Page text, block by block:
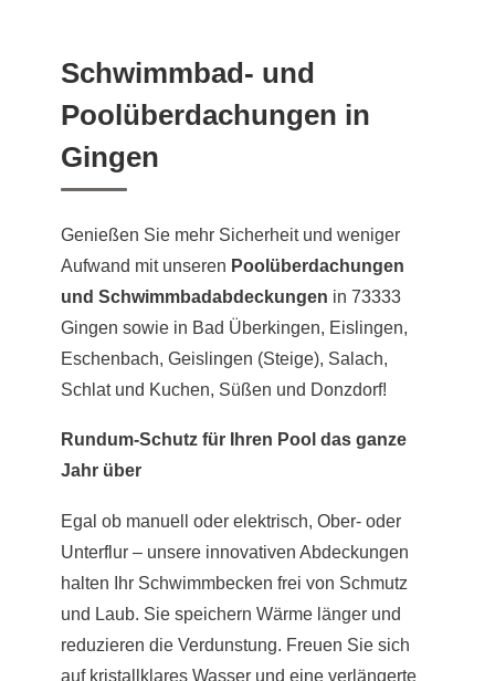
Schwimmbad- und
Poolüberdachungen in
Gingen
Genießen Sie mehr Sicherheit und weniger
Aufwand mit unseren Poolüberdachungen
und Schwimmbadabdeckungen in 73333
Gingen sowie in Bad Überkingen, Eislingen,
Eschenbach, Geislingen (Steige), Salach,
Schlat und Kuchen, Süßen und Donzdorf!
Rundum-Schutz für Ihren Pool das ganze
Jahr über
Egal ob manuell oder elektrisch, Ober- oder
Unterflur – unsere innovativen Abdeckungen
halten Ihr Schwimmbecken frei von Schmutz
und Laub. Sie speichern Wärme länger und
reduzieren die Verdunstung. Freuen Sie sich
auf kristallklares Wasser und eine verlängerte